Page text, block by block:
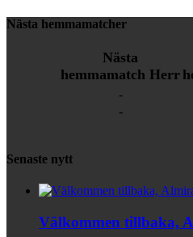
Nästa hemmamatcher
Nästa
hemmamatch Herr
-
-
Senaste nytt
Välkommen tillbaka,